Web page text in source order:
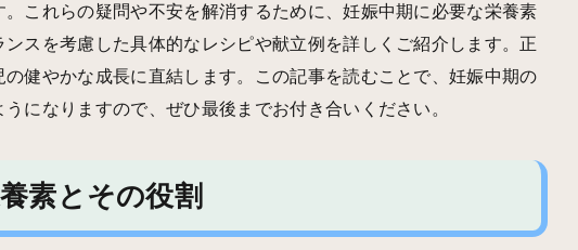
これらの疑問や不安を解消するために、妊娠中期に必要な栄養素
スを考慮した具体的なレシピや献立例を詳しくご紹介します。正
健やかな成長に直結します。この記事を読むことで、妊娠中期の
になりますので、ぜひ最後までお付き合いください。
素とその役割